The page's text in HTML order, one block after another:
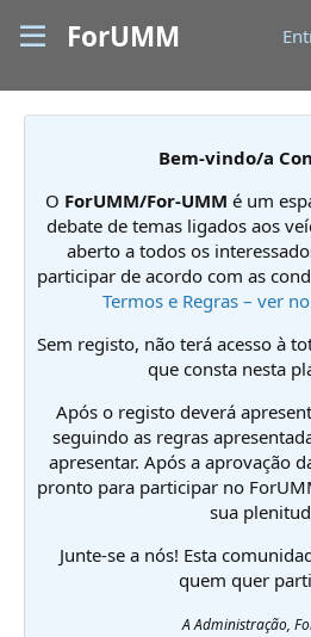
ForUMM
Bem-vindo/a
O ForUMM/For-UMM é um
debate de temas ligados aos
aberto a todos os
participar de acordo com as
Termos e Regras – ver
Sem registo, não terá acesso à
que consta nesta
Após o registo deverá
seguindo as regras
apresentar. Após a aprovação
pronto para participar no
sua
Junte-se a nós! Esta
quem quer
A Administração,